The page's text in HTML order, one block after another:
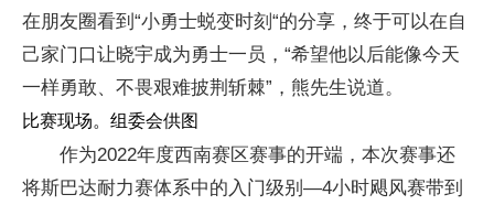
在朋友圈看到“小勇士蜕变时刻“的分享，终于可以在自
己家门口让晓宇成为勇士一员，“希望他以后能像今天
一样勇敢、不畏艰难披荆斩棘”，熊先生说道。
比赛现场。组委会供图
作为2022年度西南赛区赛事的开端，本次赛事还
将斯巴达耐力赛体系中的入门级别—4小时飓风赛带到